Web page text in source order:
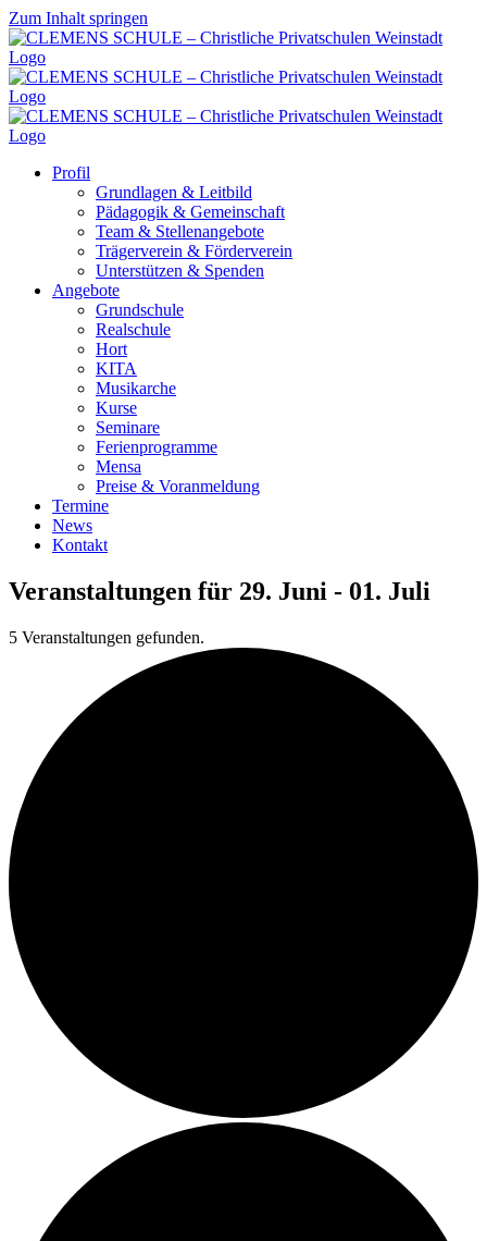
Zum Inhalt springen
Profil
Grundlagen & Leitbild
Pädagogik & Gemeinschaft
Team & Stellenangebote
Trägerverein & Förderverein
Unterstützen & Spenden
Angebote
Grundschule
Realschule
Hort
KITA
Musikarche
Kurse
Seminare
Ferienprogramme
Mensa
Preise & Voranmeldung
Termine
News
Kontakt
Veranstaltungen für 29. Juni - 01. Juli
5 Veranstaltungen gefunden.